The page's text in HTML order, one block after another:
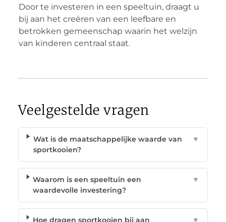
Door te investeren in een speeltuin, draagt u
bij aan het creëren van een leefbare en
betrokken gemeenschap waarin het welzijn
van kinderen centraal staat.
Veelgestelde vragen
Wat is de maatschappelijke waarde van
sportkooien?
▼
Waarom is een speeltuin een
waardevolle investering?
▼
Hoe dragen sportkooien bij aan
▼